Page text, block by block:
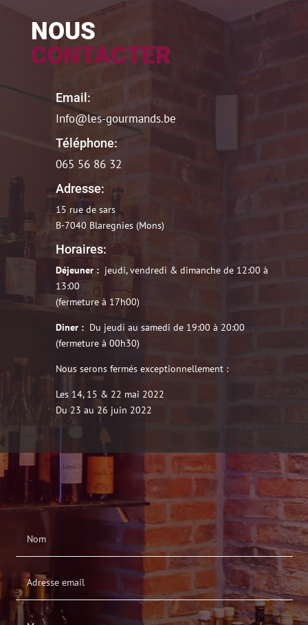
NOUS
CONTACTER
Email:
Info@les-gourmands.be
Téléphone:
065 56 86 32
Adresse:
15 rue de sars
B-7040 Blaregnies (Mons)
Horaires:
Déjeuner : jeudi, vendredi & dimanche de 12:00 à
13:00
(fermeture à 17h00)
Diner : Du jeudi au samedi de 19:00 à 20:00
(fermeture à 00h30)
Nous serons fermés exceptionnellement :
Les 14, 15 & 22 mai 2022
Du 23 au 26 juin 2022